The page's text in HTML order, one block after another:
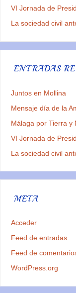
VI Jornada de
La sociedad civil
ENTRADAS
Juntos en Mollina
Mensaje día de la
Málaga por Tierra y
VI Jornada de
La sociedad civil
META
Acceder
Feed de entradas
Feed de
WordPress.org